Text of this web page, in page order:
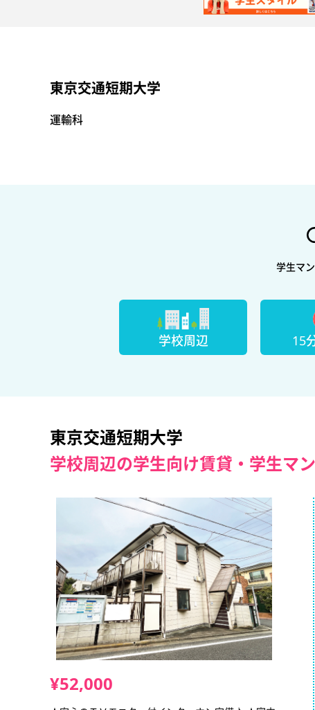
東京交通短期大学
運輸科
学生マ
学校周辺 15
東京交通短期大学
学校周辺の学生向け賃貸・学生マ
¥52,000